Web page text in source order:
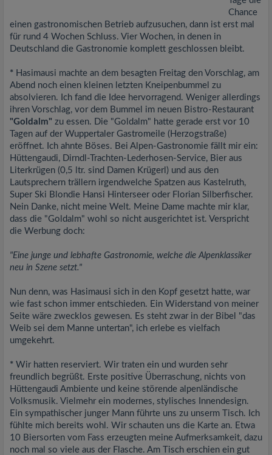
Chance
einen gastronomischen Betrieb aufzusuchen, dann ist erst mal
für rund 4 Wochen Schluss. Vier Wochen, in denen in
Deutschland die Gastronomie komplett geschlossen bleibt.
* Hasimausi machte an dem besagten Freitag den Vorschlag, am
Abend noch einen kleinen letzten Kneipenbummel zu
absolvieren. Ich fand die Idee hervorragend. Weniger allerdings
ihren Vorschlag, vor dem Bummel im neuen Bistro-Restaurant
"Goldalm" zu essen. Die "Goldalm" hatte gerade erst vor 10
Tagen auf der Wuppertaler Gastromeile (Herzogstraße)
eröffnet. Ich ahnte Böses. Bei Alpen-Gastronomie fällt mir ein:
Hüttengaudi, Dirndl-Trachten-Lederhosen-Service, Bier aus
Literkrügen (0,5 ltr. sind Damen Krügerl) und aus den
Lautsprechern trällern irgendwelche Spatzen aus Kastelruth,
Super Ski Blondie Hansi Hinterseer oder Florian Silberfischer.
Nein Danke, nicht meine Welt. Meine Dame machte mir klar,
dass die "Goldalm" wohl so nicht ausgerichtet ist. Verspricht
die Werbung doch:
"Eine junge und lebhafte Gastronomie, welche die Alpenklassiker
neu in Szene setzt."
Nun denn, was Hasimausi sich in den Kopf gesetzt hatte, war
wie fast schon immer entschieden. Ein Widerstand von meiner
Seite wäre zwecklos gewesen. Es steht zwar in der Bibel "das
Weib sei dem Manne untertan", ich erlebe es vielfach
umgekehrt.
* Wir hatten reserviert. Wir traten ein und wurden sehr
freundlich begrüßt. Erste positive Überraschung, nichts von
Hüttengaudi Ambiente und keine störende alpenländische
Volksmusik. Vielmehr ein modernes, stylisches Innendesign.
Ein sympathischer junger Mann führte uns zu unserm Tisch. Ich
fühlte mich bereits wohl. Wir schauten uns die Karte an. Etwa
10 Biersorten vom Fass erzeugten meine Aufmerksamkeit, dazu
noch mal so viele aus der Flasche. Am Tisch erschien ein gut